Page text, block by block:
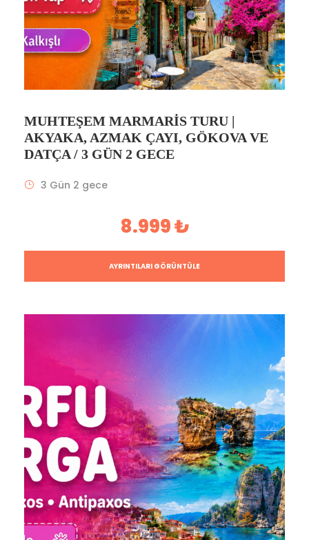
MUHTEŞEM MARMARIS TURU |
AKYAKA, AZMAK ÇAYI, GÖKOVA VE
DATÇA / 3 GÜN 2 GECE
3 Gün 2 gece
8.999 ₺
AYRINTILARI GÖRÜNTÜLE